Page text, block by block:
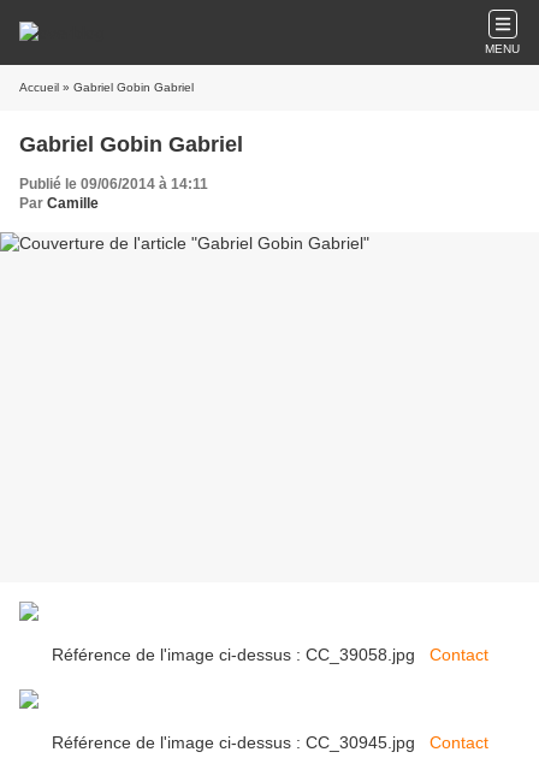
MENU
Accueil » Gabriel Gobin Gabriel
Gabriel Gobin Gabriel
Publié le 09/06/2014 à 14:11
Par Camille
Référence de l'image ci-dessus : CC_39058.jpg Contact
Référence de l'image ci-dessus : CC_30945.jpg Contact